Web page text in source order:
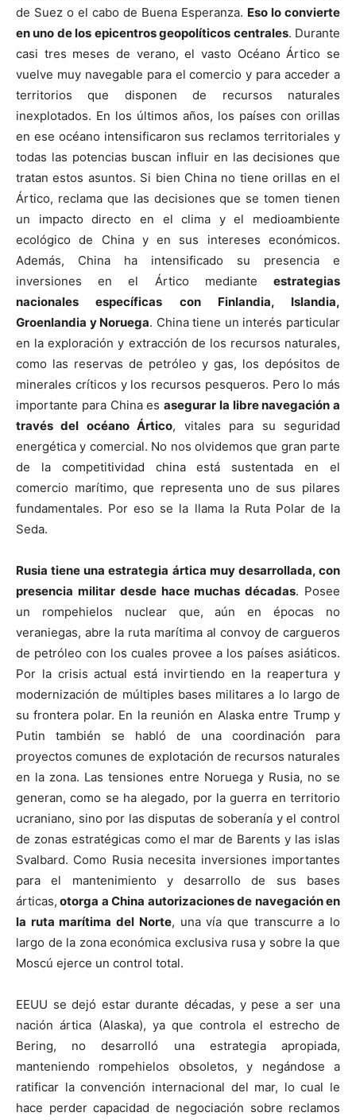
de Suez o el cabo de Buena Esperanza. Eso lo convierte
en uno de los epicentros geopolíticos centrales. Durante
casi tres meses de verano, el vasto Océano Ártico se
vuelve muy navegable para el comercio y para acceder a
territorios que disponen de recursos naturales
inexplotados. En los últimos años, los países con orillas
en ese océano intensificaron sus reclamos territoriales y
todas las potencias buscan influir en las decisiones que
tratan estos asuntos. Si bien China no tiene orillas en el
Ártico, reclama que las decisiones que se tomen tienen
un impacto directo en el clima y el medioambiente
ecológico de China y en sus intereses económicos.
Además, China ha intensificado su presencia e
inversiones en el Ártico mediante estrategias
nacionales específicas con Finlandia, Islandia,
Groenlandia y Noruega. China tiene un interés particular
en la exploración y extracción de los recursos naturales,
como las reservas de petróleo y gas, los depósitos de
minerales críticos y los recursos pesqueros. Pero lo más
importante para China es asegurar la libre navegación a
través del océano Ártico, vitales para su seguridad
energética y comercial. No nos olvidemos que gran parte
de la competitividad china está sustentada en el
comercio marítimo, que representa uno de sus pilares
fundamentales. Por eso se la llama la Ruta Polar de la
Seda.
Rusia tiene una estrategia ártica muy desarrollada, con
presencia militar desde hace muchas décadas. Posee
un rompehielos nuclear que, aún en épocas no
veraniegas, abre la ruta marítima al convoy de cargueros
de petróleo con los cuales provee a los países asiáticos.
Por la crisis actual está invirtiendo en la reapertura y
modernización de múltiples bases militares a lo largo de
su frontera polar. En la reunión en Alaska entre Trump y
Putin también se habló de una coordinación para
proyectos comunes de explotación de recursos naturales
en la zona. Las tensiones entre Noruega y Rusia, no se
generan, como se ha alegado, por la guerra en territorio
ucraniano, sino por las disputas de soberanía y el control
de zonas estratégicas como el mar de Barents y las islas
Svalbard. Como Rusia necesita inversiones importantes
para el mantenimiento y desarrollo de sus bases
árticas, otorga a China autorizaciones de navegación en
la ruta marítima del Norte, una vía que transcurre a lo
largo de la zona económica exclusiva rusa y sobre la que
Moscú ejerce un control total.
EEUU se dejó estar durante décadas, y pese a ser una
nación ártica (Alaska), ya que controla el estrecho de
Bering, no desarrolló una estrategia apropiada,
manteniendo rompehielos obsoletos, y negándose a
ratificar la convención internacional del mar, lo cual le
hace perder capacidad de negociación sobre reclamos